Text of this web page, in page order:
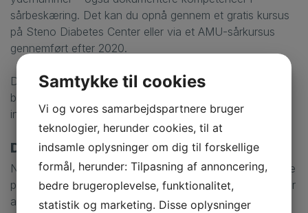
sårbeskæring. Det kan du opnå gennem et gratis kursus
på Steno Diabetes Center eller via et AMU-sårkursus
gennemført efter 2020.
Derudover er det obligatorisk at deltage i et webinar om
brugen af Pleje.net. Regionen afholder også
informationsmøde for interesserede fodterapeuter.
Det får du for ydelserne
Når du er med i ordningen, modtager du en ekstra ydelse
på 99,94 kroner per gang for at tage før- og efterbilleder
af patienternes sår til dokumentation i Pleje.net.
Samtykke til cookies
Vi og vores samarbejdspartnere bruger
teknologier, herunder cookies, til at
indsamle oplysninger om dig til forskellige
formål, herunder: Tilpasning af annoncering,
bedre brugeroplevelse, funktionalitet,
statistik og marketing. Disse oplysninger